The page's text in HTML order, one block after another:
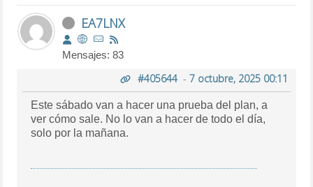
EA7LNX
Mensajes: 83
#405644- 7 octubre, 2025 00:11
Este sábado van a hacer una prueba del plan, a
ver cómo sale. No lo van a hacer de todo el día,
solo por la mañana.